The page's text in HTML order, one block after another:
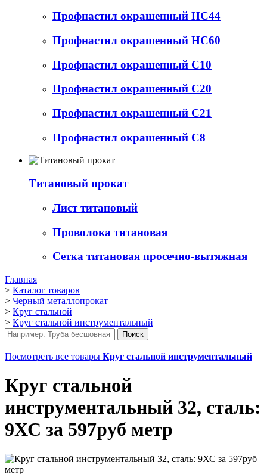
Профнастил окрашенный НС44
Профнастил окрашенный НС60
Профнастил окрашенный С10
Профнастил окрашенный С20
Профнастил окрашенный С21
Профнастил окрашенный С8
Титановый прокат
Лист титановый
Проволока титановая
Сетка титановая просечно-вытяжная
Главная
> Каталог товаров
> Черный металлопрокат
> Круг стальной
> Круг стальной инструментальный
Посмотреть все товары Круг стальной инструментальный
Круг стальной
инструментальный 32, сталь:
9ХС за 597руб метр